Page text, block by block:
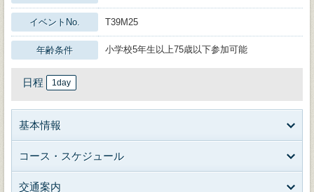
イベントNo. T39M25
年齢条件 小学校5年生以上75歳以下参加可能
日程 1day
基本情報
コース・スケジュール
交通案内